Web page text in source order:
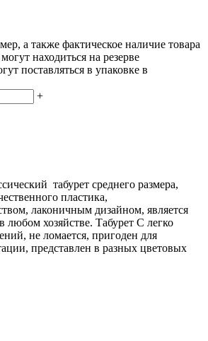
а также фактическое наличие товара
находиться на резерве
поставляться в упаковке в
+
табурет среднего размера,
пластика,
лаконичным дизайном, является
хозяйстве. Табурет С легко
не ломается, пригоден для
представлен в разных цветовых